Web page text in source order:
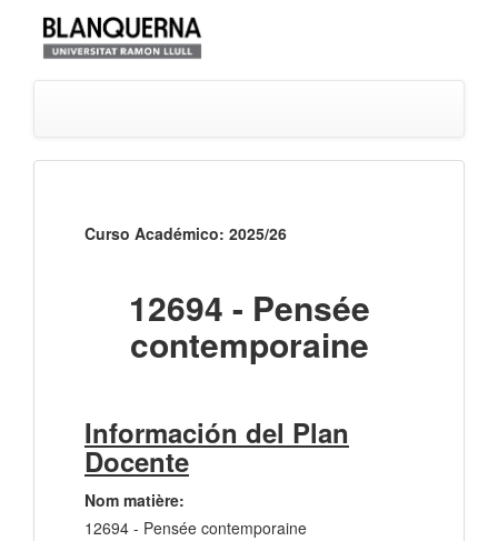
Curso Académico: 2025/26
12694 - Pensée
contemporaine
Información del Plan
Docente
Nom matière:
12694 - Pensée contemporaine